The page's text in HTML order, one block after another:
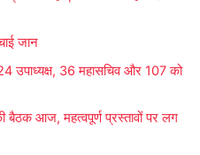
जान
उपाध्यक्ष, 36 महासचिव और 107 को
बैठक आज, महत्वपूर्ण प्रस्तावों पर लग